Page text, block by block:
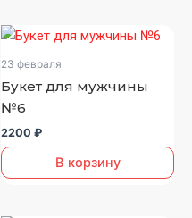
23 февраля
Букет для мужчины
№6
2200 ₽
В корзину